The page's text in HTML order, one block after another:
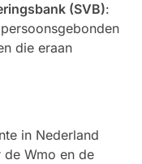
(SVB):
die eraan
in Nederland
Wmo en de